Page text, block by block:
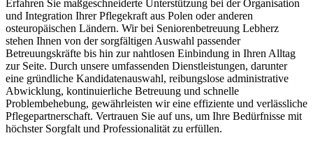
Erfahren Sie maßgeschneiderte Unterstützung bei der Organisation
und Integration Ihrer Pflegekraft aus Polen oder anderen
osteuropäischen Ländern. Wir bei Seniorenbetreuung Lebherz
stehen Ihnen von der sorgfältigen Auswahl passender
Betreuungskräfte bis hin zur nahtlosen Einbindung in Ihren Alltag
zur Seite. Durch unsere umfassenden Dienstleistungen, darunter
eine gründliche Kandidatenauswahl, reibungslose administrative
Abwicklung, kontinuierliche Betreuung und schnelle
Problembehebung, gewährleisten wir eine effiziente und verlässliche
Pflegepartnerschaft. Vertrauen Sie auf uns, um Ihre Bedürfnisse mit
höchster Sorgfalt und Professionalität zu erfüllen.